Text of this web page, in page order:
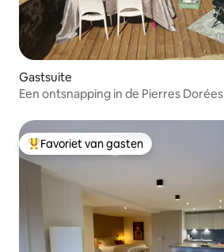
Gastsuite
Een ontsnapping in de Pierres Dorées
Topfavoriet van gasten
Favoriet van gasten